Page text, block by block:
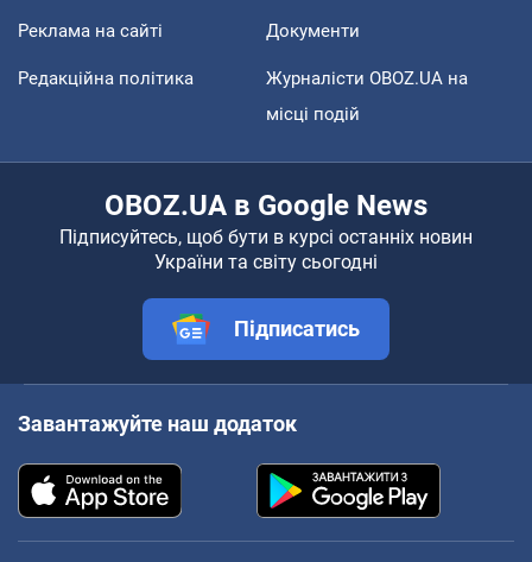
Реклама на сайті Документи
Редакційна політика
Журналісти OBOZ.UA на
місці подій
OBOZ.UA в Google News
Підписуйтесь, щоб бути в курсі останніх новин
України та світу сьогодні
Підписатись
Завантажуйте наш додаток